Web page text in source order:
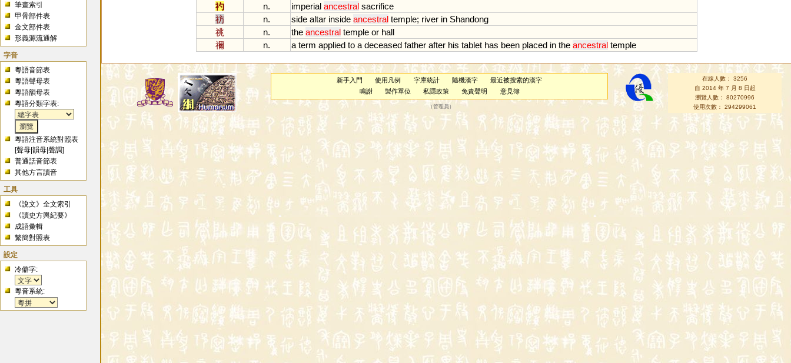
筆畫索引
甲骨部件表
金文部件表
形義源流通解
字音
粵語音節表
粵語聲母表
粵語韻母表
粵語分類字表:
粵語注音系統對照表
[聲母 |韻母 |聲調]
普通話音節表
其他方言讀音
工具
《說文》全文索引
《讀史方輿紀要》
成語彙輯
繁簡對照表
設定
冷僻字:
粵音系統:
礿
n. imperial ancestral sacrifice
祊
n. side altar inside ancestral temple; river in Shandong
祧
n. the ancestral temple or hall
禰
n. a term applied to a deceased father after his tablet has been placed in the ancestral temple
新手入門 使用凡例 字庫統計 隨機漢字
最近被搜索的漢字
鳴謝
製作單位 私隱政策 免責聲明 意見簿
（管理員 ）
在線人數： 3256
自 2014 年 7 月 8 日起
瀏覽人數： 80270996
使用次數： 294299061